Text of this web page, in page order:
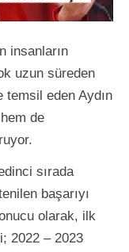
insanların
uzun süreden
temsil eden Aydın
de
sırada
başarıyı
olarak, ilk
2022 – 2023